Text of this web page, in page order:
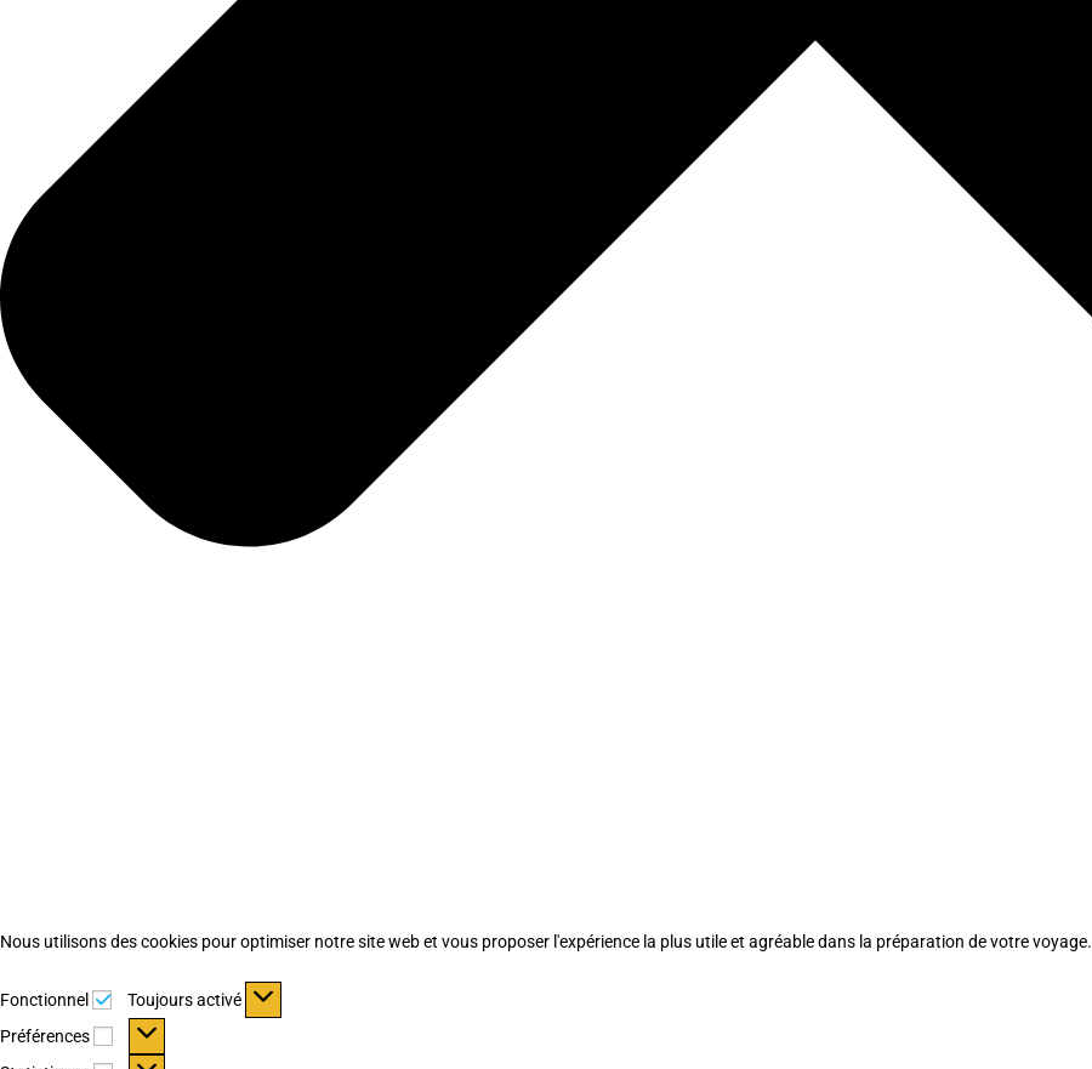
Nous utilisons des cookies pour optimiser notre site web et vous proposer l'expérience la plus utile et agréable dans la préparation de votre voyage.
Fonctionnel Fonctionnel
Toujours activé
Préférences
Préférences